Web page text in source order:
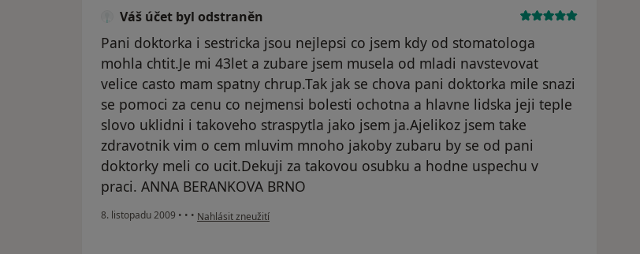
Váš účet byl odstraněn
Pani doktorka i sestricka jsou nejlepsi co jsem kdy od stomatologa
mohla chtit.Je mi 43let a zubare jsem musela od mladi navstevovat
velice casto mam spatny chrup.Tak jak se chova pani doktorka mile snazi
se pomoci za cenu co nejmensi bolesti ochotna a hlavne lidska jeji teple
slovo uklidni i takoveho straspytla jako jsem ja.Ajelikoz jsem take
zdravotnik vim o cem mluvim mnoho jakoby zubaru by se od pani
doktorky meli co ucit.Dekuji za takovou osubku a hodne uspechu v
praci. ANNA BERANKOVA BRNO
8. listopadu 2009 • • • podle názoru uživatele Váš účet byl odstraněn
Nahlásit zneužití